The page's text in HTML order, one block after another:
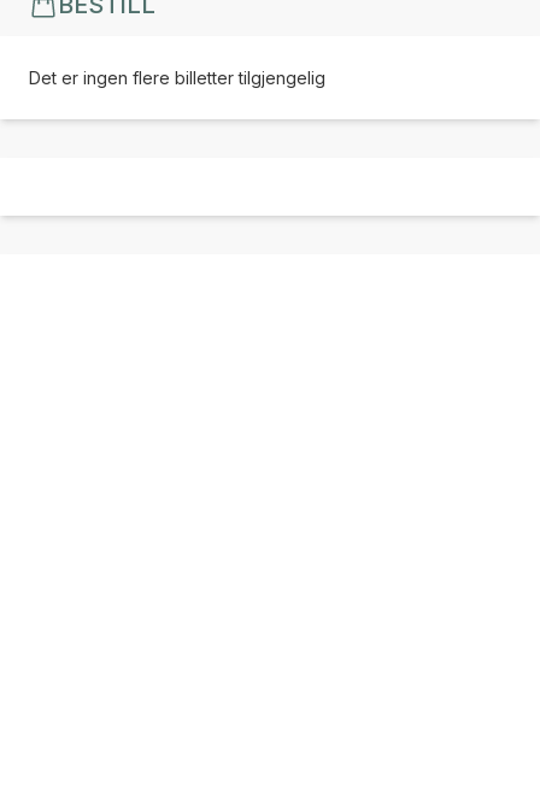
Det er ingen flere billetter tilgjengelig